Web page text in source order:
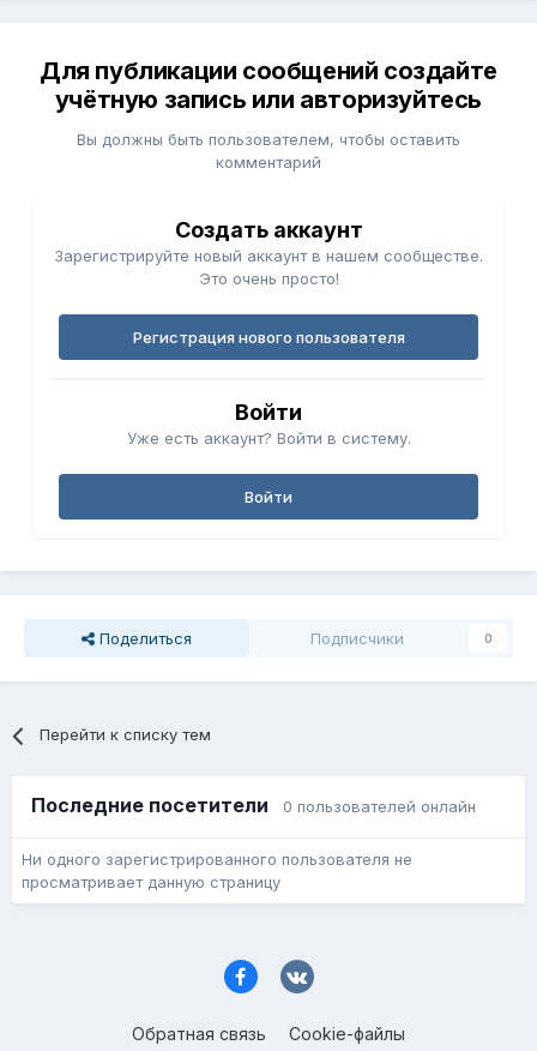
Для публикации сообщений создайте
учётную запись или авторизуйтесь
Вы должны быть пользователем, чтобы оставить
комментарий
Создать аккаунт
Зарегистрируйте новый аккаунт в нашем сообществе.
Это очень просто!
Регистрация нового пользователя
Войти
Уже есть аккаунт? Войти в систему.
Войти
Поделиться Подписчики 0
Перейти к списку тем
Последние посетители 0 пользователей онлайн
Ни одного зарегистрированного пользователя не
просматривает данную страницу
Обратная связь Cookie-файлы